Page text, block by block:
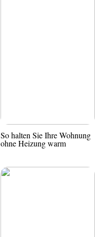
So halten Sie Ihre Wohnung
ohne Heizung warm